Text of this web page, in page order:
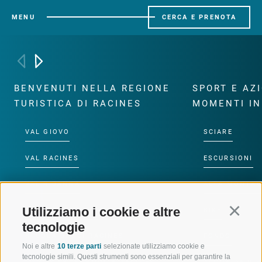
Utilizziamo i cookie e altre
tecnologie
Noi e altre 10 terze parti selezionate utilizziamo cookie e
tecnologie simili. Questi strumenti sono essenziali per garantire la
MENU CERCA E PRENOTA
BENVENUTI NELLA REGIONE
TURISTICA DI RACINES
VAL GIOVO
VAL RACINES
VAL RIDANNA
IMPIANTI DI RISALITA
SCUOLA DI SCI RACINES
SPORT E
MOMENTI
SCIARE
ESCURSIONI
ALTA